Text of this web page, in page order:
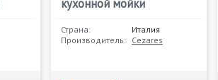
кухонной мойки
Страна:
Италия
Производитель: Cezares